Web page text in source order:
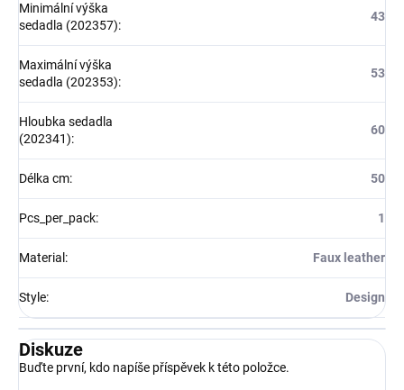
Minimální výška
sedadla (202357):
43
Maximální výška
sedadla (202353):
53
Hloubka sedadla
(202341):
60
Délka cm: 50
Pcs_per_pack: 1
Material : Faux leather
Style: Design
Diskuze
Buďte první, kdo napíše příspěvek k této položce.